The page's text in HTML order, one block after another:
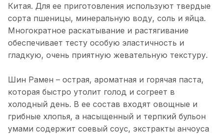
Китая. Для ее приготовления используют твердые
сорта пшеницы, минеральную воду, соль и яйца.
Многократное раскатывание и растягивание
обеспечивает тесту особую эластичность и
гладкую, очень приятную жевательную текстуру.
Шин Рамен – острая, ароматная и горячая паста,
которая быстро утолит голод и согреет в
холодный день. В ее состав входят овощные и
грибные хлопья, а насыщенный и терпкий бульон
умами содержит соевый соус, экстракты анчоуса